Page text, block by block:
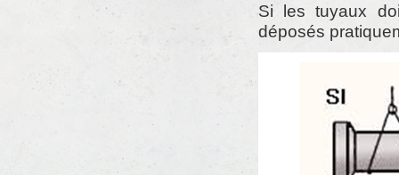
Si les tuyaux
déposés